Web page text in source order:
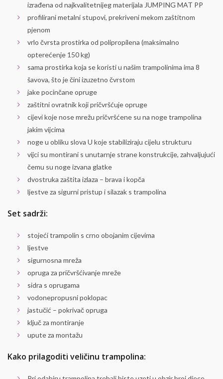
izrađena od najkvalitetnijeg materijala JUMPING MAT PP
profilirani metalni stupovi, prekriveni mekom zaštitnom
pjenom
vrlo čvrsta prostirka od polipropilena (maksimalno
opterećenje 150 kg)
sama prostirka koja se koristi u našim trampolinima ima 8
šavova, što je čini izuzetno čvrstom
jake pocinčane opruge
zaštitni ovratnik koji pričvršćuje opruge
cijevi koje nose mrežu pričvršćene su na noge trampolina
jakim vijcima
noge u obliku slova U koje stabiliziraju cijelu strukturu
vijci su montirani s unutarnje strane konstrukcije, zahvaljujući
čemu su noge izvana glatke
dvostruka zaštita izlaza – brava i kopča
ljestve za sigurni pristup i silazak s trampolina
Set sadrži:
stojeći trampolin s crno obojanim cijevima
ljestve
sigurnosna mreža
opruga za pričvršćivanje mreže
sidra s oprugama
vodonepropusni poklopac
jastučić – pokrivač opruga
ključ za montiranje
upute za montažu
Kako prilagoditi veličinu trampolina: